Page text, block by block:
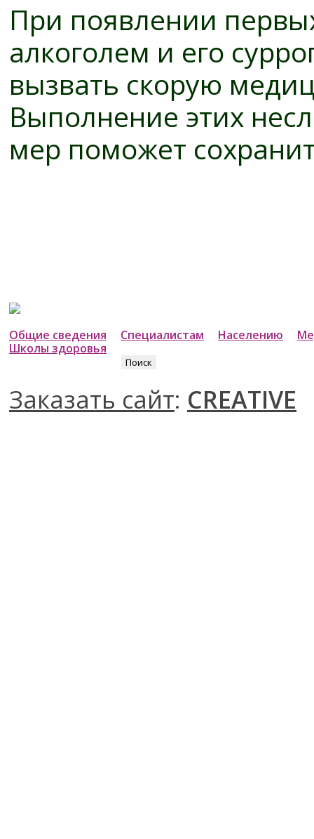
При появлении
алкоголем и его
вызвать скорую
Выполнение этих
мер поможет
Общие сведения Специалистам Населению
Школы здоровья
Заказать сайт: CREATIVE